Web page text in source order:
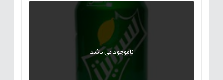
ناموجود می باشد